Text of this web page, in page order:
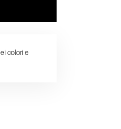
colori e